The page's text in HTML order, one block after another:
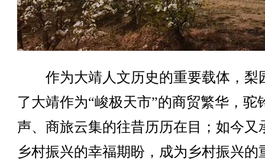
作为大靖人文历史的重要载体，梨
了大靖作为“峻极天市”的商贸繁华，驼
声、商旅云集的往昔历历在目；如今又
乡村振兴的幸福期盼，成为乡村振兴的